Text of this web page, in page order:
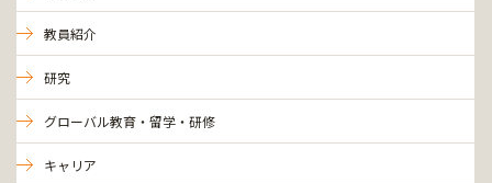
教員紹介
研究
グローバル教育・留学・研修
キャリア